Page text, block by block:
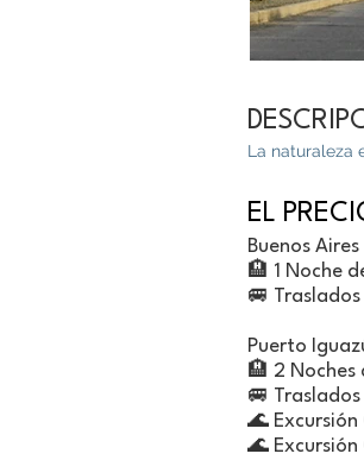
La naturaleza
EL
Buenos
🏨 1 Noche
🚐
Puerto
🏨 2
🚐
🌊
🌊